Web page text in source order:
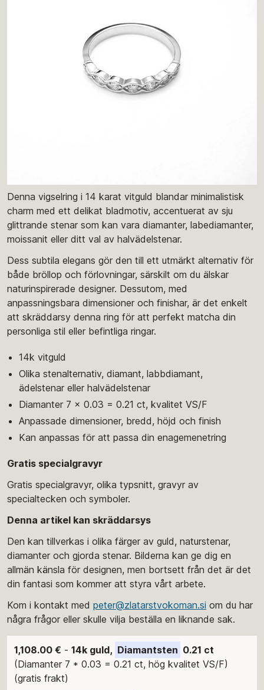
Denna vigselring i 14 karat vitguld blandar minimalistisk
charm med ett delikat bladmotiv, accentuerat av sju
glittrande stenar som kan vara diamanter, labediamanter,
moissanit eller ditt val av halvädelstenar.
Dess subtila elegans gör den till ett utmärkt alternativ för
både bröllop och förlovningar, särskilt om du älskar
naturinspirerade designer. Dessutom, med
anpassningsbara dimensioner och finishar, är det enkelt
att skräddarsy denna ring för att perfekt matcha din
personliga stil eller befintliga ringar.
14k vitguld
Olika stenalternativ, diamant, labbdiamant,
ädelstenar eller halvädelstenar
Diamanter 7 x 0.03 = 0.21 ct, kvalitet VS/F
Anpassade dimensioner, bredd, höjd och finish
Kan anpassas för att passa din enagemenetring
Gratis specialgravyr
Gratis specialgravyr, olika typsnitt, gravyr av
specialtecken och symboler.
Denna artikel kan skräddarsys
Den kan tillverkas i olika färger av guld, naturstenar,
diamanter och gjorda stenar. Bilderna kan ge dig en
allmän känsla för designen, men bortsett från det är det
din fantasi som kommer att styra vårt arbete.
Kom i kontakt med peter@zlatarstvokoman.si om du har
några frågor eller skulle vilja beställa en liknande sak.
1,108.00 € - 14k guld, Diamantsten 0.21 ct
(Diamanter 7 * 0.03 = 0.21 ct, hög kvalitet VS/F)
(gratis frakt)